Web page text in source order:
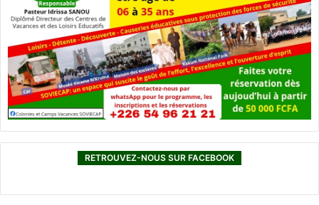
RETROUVEZ-NOUS SUR FACEBOOK